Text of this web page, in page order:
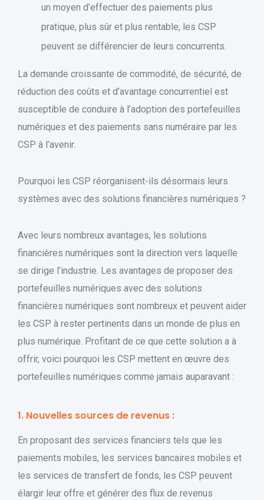
un moyen d’effectuer des paiements plus
pratique, plus sûr et plus rentable, les CSP
peuvent se différencier de leurs concurrents.
La demande croissante de commodité, de sécurité, de
réduction des coûts et d’avantage concurrentiel est
susceptible de conduire à l’adoption des portefeuilles
numériques et des paiements sans numéraire par les
CSP à l’avenir.
Pourquoi les CSP réorganisent-ils désormais leurs
systèmes avec des solutions financières numériques ?
Avec leurs nombreux avantages, les solutions
financières numériques sont la direction vers laquelle
se dirige l’industrie. Les avantages de proposer des
portefeuilles numériques avec des solutions
financières numériques sont nombreux et peuvent aider
les CSP à rester pertinents dans un monde de plus en
plus numérique. Profitant de ce que cette solution a à
offrir, voici pourquoi les CSP mettent en œuvre des
portefeuilles numériques comme jamais auparavant :
1. Nouvelles sources de revenus :
En proposant des services financiers tels que les
paiements mobiles, les services bancaires mobiles et
les services de transfert de fonds, les CSP peuvent
élargir leur offre et générer des flux de revenus